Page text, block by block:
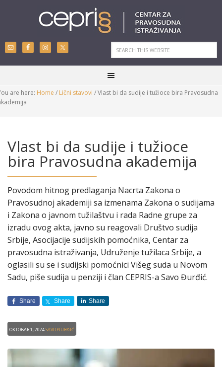
are here: Home / Lični stavovi /Vlast bi da sudije i tužioce bira Pravosudna
Vlast bi da sudije i tužioce
bira Pravosudna akademija
Povodom hitnog predlaganja Nacrta Zakona o
Pravosudnoj akademiji sa izmenama Zakona o sudijama
i Zakona o javnom tužilaštvu i rada Radne grupe za
izradu ovog akta, javno su reagovali Društvo sudija
Srbije, Asocijacije sudijskih pomoćnika, Centar za
pravosudna istraživanja, Udruženje tužilaca Srbije, a
oglasili su se i sudijski pomoćnici Višeg suda u Novom
Sadu, piše sudija u penziji i član CEPRIS-a Savo Đurđić.
Share Share Share
Oktobar 1, 2024Savo Đurđić